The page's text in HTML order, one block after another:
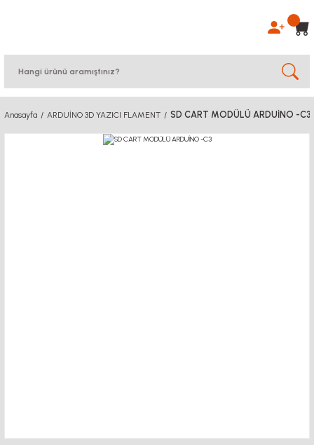
Anasayfa ARDUİNO 3D YAZICI FLAMENT SD CART MODÜLÜ ARDUİNO -C3